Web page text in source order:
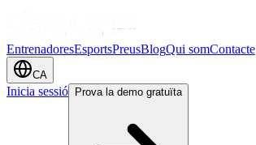
EntrenadoresEsportsPreusBlogQui somContacte
CA
Inicia sessió Prova la demo gratuïta